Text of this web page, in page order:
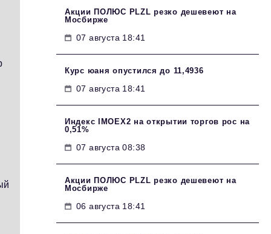
Акции ПОЛЮС PLZL резко дешевеют на
Мосбирже
07 августа 18:41
Курс юаня опустился до 11,4936
07 августа 18:41
Индекс IMOEX2 на открытии торгов рос на
0,51%
07 августа 08:38
Акции ПОЛЮС PLZL резко дешевеют на
Мосбирже
06 августа 18:41